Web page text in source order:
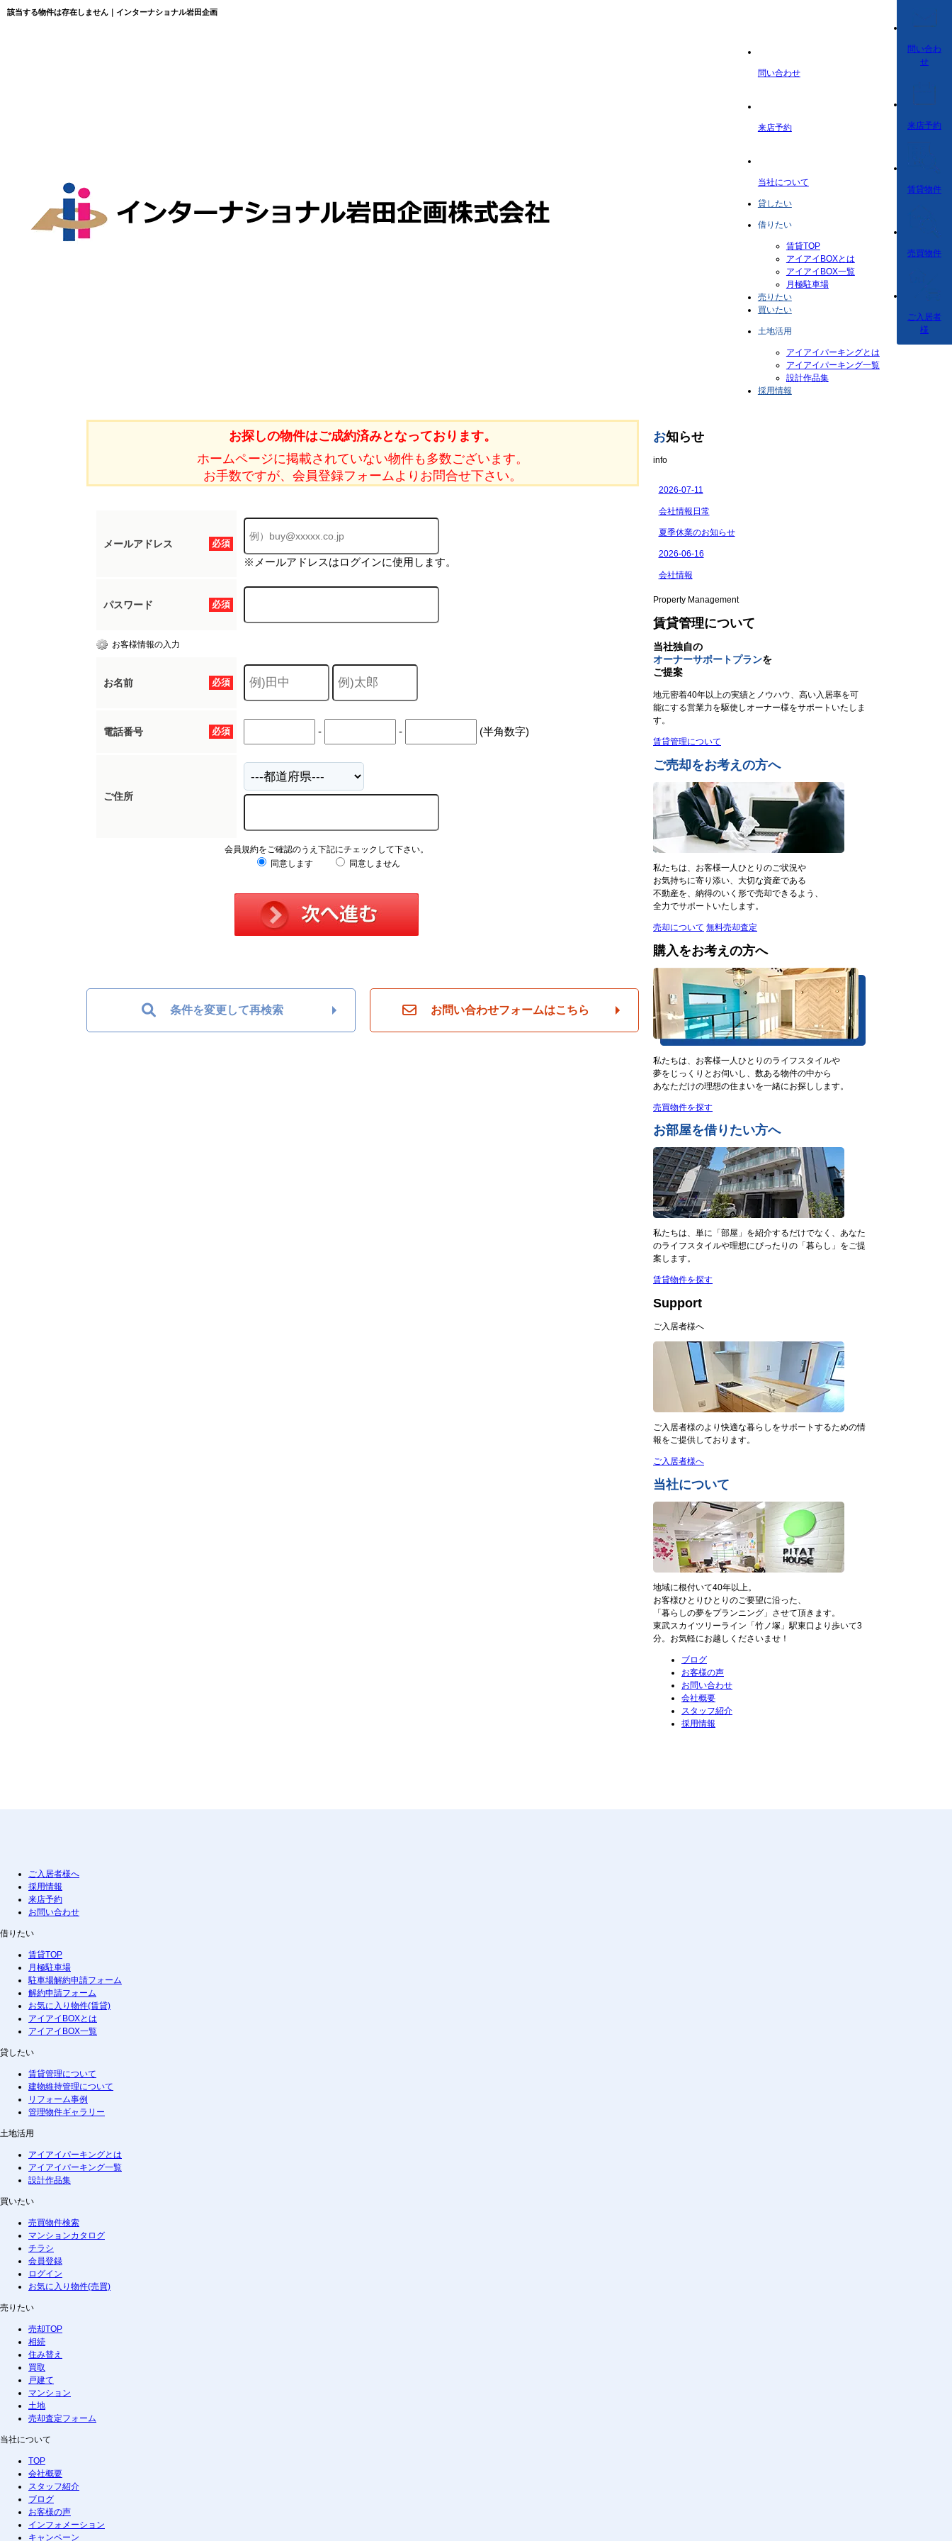
該当する物件は存在しません｜インターナショナル岩田企画
問い合わせ
来店予約
当社について
貸したい
借りたい
賃貸TOP
アイアイBOXとは
アイアイBOX一覧
月極駐車場
売りたい
買いたい
土地活用
アイアイパーキングとは
アイアイパーキング一覧
設計作品集
採用情報
問い合わ
せ
来店予約
賃貸物件
売買物件
ご入居者
様
お探しの物件はご成約済みとなっております。
ホームページに掲載されていない物件も多数ございます。
お手数ですが、会員登録フォームよりお問合せ下さい。
必須
メールアドレス
※メールアドレスはログインに使用します。
必須
パスワード
お客様情報の入力
必須
お名前
必須
電話番号 - - (半角数字)
ご住所
会員規約をご確認のうえ下記にチェックして下さい。
同意します
同意しません
条件を変更して再検索 お問い合わせフォームはこちら
お知らせ
info
Property Management
賃貸管理について
当社独自の
オーナーサポートプランを
ご提案
地元密着40年以上の実績とノウハウ、高い入居率を可
能にする営業力を駆使しオーナー様をサポートいたしま
す。
賃貸管理について
ご売却をお考えの方へ
私たちは、お客様一人ひとりのご状況や
お気持ちに寄り添い、大切な資産である
不動産を、納得のいく形で売却できるよう、
全力でサポートいたします。
売却について 無料売却査定
購入をお考えの方へ
私たちは、お客様一人ひとりのライフスタイルや
夢をじっくりとお伺いし、数ある物件の中から
あなただけの理想の住まいを一緒にお探しします。
売買物件を探す
お部屋を借りたい方へ
私たちは、単に「部屋」を紹介するだけでなく、あなた
のライフスタイルや理想にぴったりの「暮らし」をご提
案します。
賃貸物件を探す
Support
ご入居者様へ
ご入居者様のより快適な暮らしをサポートするための情
報をご提供しております。
ご入居者様へ
当社について
地域に根付いて40年以上。
お客様ひとりひとりのご要望に沿った、
「暮らしの夢をプランニング」させて頂きます。
東武スカイツリーライン「竹ノ塚」駅東口より歩いて3
分。お気軽にお越しくださいませ！
ブログ
お客様の声
お問い合わせ
会社概要
スタッフ紹介
採用情報
ご入居者様へ
採用情報
来店予約
お問い合わせ
借りたい
賃貸TOP
月極駐車場
駐車場解約申請フォーム
解約申請フォーム
お気に入り物件(賃貸)
アイアイBOXとは
アイアイBOX一覧
貸したい
賃貸管理について
建物維持管理について
リフォーム事例
管理物件ギャラリー
土地活用
アイアイパーキングとは
アイアイパーキング一覧
設計作品集
買いたい
売買物件検索
マンションカタログ
チラシ
会員登録
ログイン
お気に入り物件(売買)
売りたい
売却TOP
相続
住み替え
買取
戸建て
マンション
土地
売却査定フォーム
当社について
TOP
会社概要
スタッフ紹介
ブログ
お客様の声
インフォメーション
キャンペーン